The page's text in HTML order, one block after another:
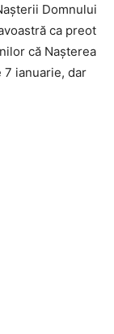
Domnului
ca preot
că Nașterea
ianuarie, dar